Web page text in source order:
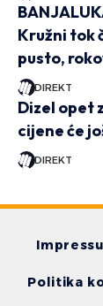
Kružni tok
pusto,
DIREKT
Dizel opet
cijene će
DIREKT
Politika